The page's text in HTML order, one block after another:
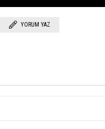
YORUM YAZ